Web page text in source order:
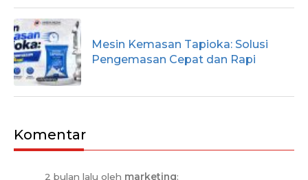
Mesin Kemasan Tapioka: Solusi
Pengemasan Cepat dan Rapi
Komentar
2 bulan lalu oleh marketing: